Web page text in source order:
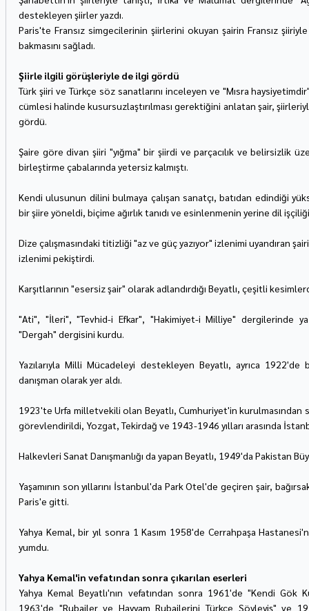
destekleyen şiirler yazdı.
Paris'te Fransız simgecilerinin şiirlerini okuyan şairin Fransız
bakmasını sağladı.
Şiirle ilgili görüşleriyle de ilgi gördü
Türk şiiri ve Türkçe söz sanatlarını inceleyen ve "Mısra
cümlesi halinde kusursuzlaştırılması gerektiğini anlatan şair,
gördü.
Şaire göre divan şiiri "yığma" bir şiirdi ve parçacılık ve belirsizlik
birleştirme çabalarında yetersiz kalmıştı.
Kendi ulusunun dilini bulmaya çalışan sanatçı, batıdan edindiği
bir şiire yöneldi, biçime ağırlık tanıdı ve esinlenmenin yerine dil
Dize çalışmasındaki titizliği "az ve güç yazıyor" izlenimi uyandıran
izlenimi pekiştirdi.
Karşıtlarının "esersiz şair" olarak adlandırdığı Beyatlı, çeşitli
"Ati", "İleri", "Tevhid-i Efkar", "Hakimiyet-i Milliye" dergilerinde
"Dergah" dergisini kurdu.
Yazılarıyla Milli Mücadeleyi destekleyen Beyatlı, ayrıca
danışman olarak yer aldı.
1923'te Urfa milletvekili olan Beyatlı, Cumhuriyet'in
görevlendirildi, Yozgat, Tekirdağ ve 1943-1946 yılları arasında
Halkevleri Sanat Danışmanlığı da yapan Beyatlı, 1949'da Pakistan
Yaşamının son yıllarını İstanbul'da Park Otel'de geçiren şair,
Paris'e gitti.
Yahya Kemal, bir yıl sonra 1 Kasım 1958'de Cerrahpaşa
yumdu.
Yahya Kemal'in vefatından sonra çıkarılan eserleri
Yahya Kemal Beyatlı'nın vefatından sonra 1961'de "Kendi Gök
1963'de "Rubailer ve Hayyam Rubailerini Türkçe Söyleyiş" ve